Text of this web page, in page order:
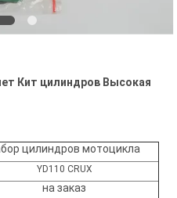
Кит цилиндров Высокая
цилиндров мотоцикла
YD110 CRUX
на заказ